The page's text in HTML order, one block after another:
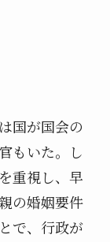
国が国会の
もいた。し
重視し、早
の婚姻要件
で、行政が